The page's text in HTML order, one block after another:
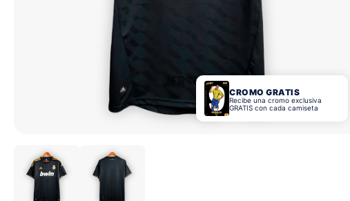
CROMO GRATIS
Recibe una cromo exclusiva
GRATIS con cada camiseta